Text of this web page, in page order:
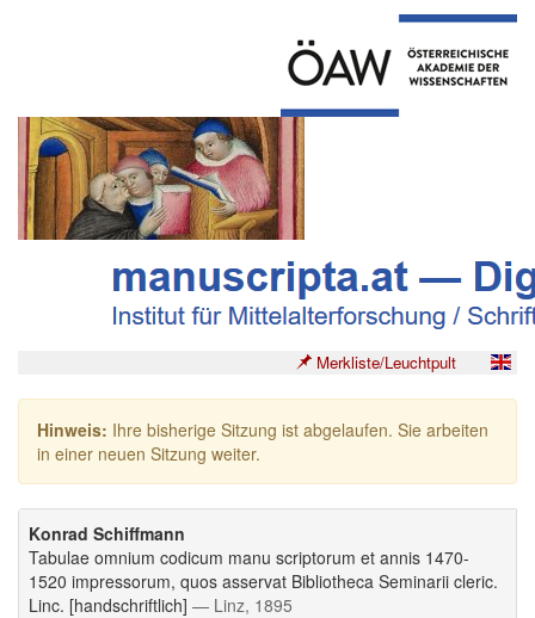
Merkliste/Leuchtpult
Hinweis: Ihre bisherige Sitzung ist abgelaufen. Sie arbeiten
in einer neuen Sitzung weiter.
Konrad Schiffmann
Tabulae omnium codicum manu scriptorum et annis 1470-
1520 impressorum, quos asservat Bibliotheca Seminarii cleric.
Linc. [handschriftlich] — Linz, 1895